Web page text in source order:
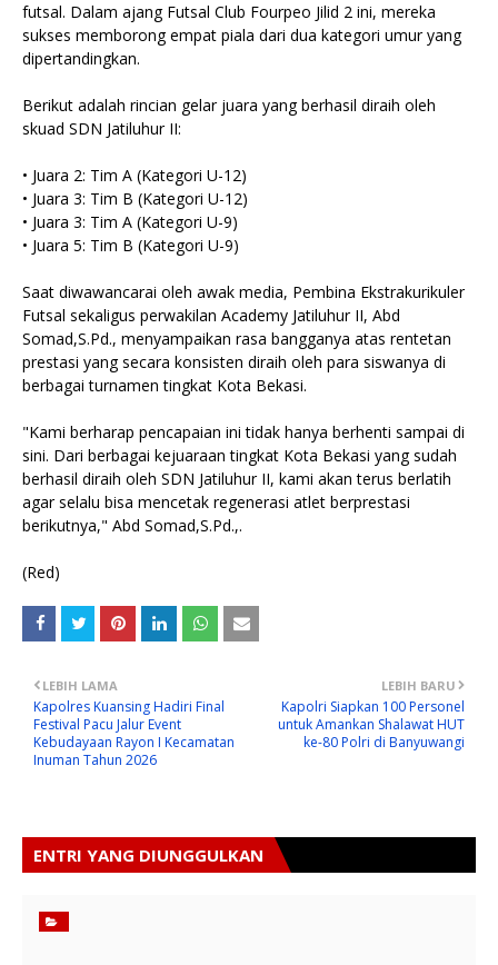
futsal. Dalam ajang Futsal Club Fourpeo Jilid 2 ini, mereka
sukses memborong empat piala dari dua kategori umur yang
dipertandingkan.
​Berikut adalah rincian gelar juara yang berhasil diraih oleh
skuad SDN Jatiluhur II:
• ​Juara 2: Tim A (Kategori U-12)
• ​Juara 3: Tim B (Kategori U-12)
• ​Juara 3: Tim A (Kategori U-9)
• ​Juara 5: Tim B (Kategori U-9)
​Saat diwawancarai oleh awak media, Pembina Ekstrakurikuler
Futsal sekaligus perwakilan Academy Jatiluhur II, Abd
Somad,S.Pd., menyampaikan rasa bangganya atas rentetan
prestasi yang secara konsisten diraih oleh para siswanya di
berbagai turnamen tingkat Kota Bekasi.
​"Kami berharap pencapaian ini tidak hanya berhenti sampai di
sini. Dari berbagai kejuaraan tingkat Kota Bekasi yang sudah
berhasil diraih oleh SDN Jatiluhur II, kami akan terus berlatih
agar selalu bisa mencetak regenerasi atlet berprestasi
berikutnya," Abd Somad,S.Pd.,.
​(Red)
LEBIH BARU
Kapolri Siapkan 100 Personel
untuk Amankan Shalawat HUT
ke-80 Polri di Banyuwangi
LEBIH LAMA
Kapolres Kuansing Hadiri Final
Festival Pacu Jalur Event
Kebudayaan Rayon I Kecamatan
Inuman Tahun 2026
ENTRI YANG DIUNGGULKAN